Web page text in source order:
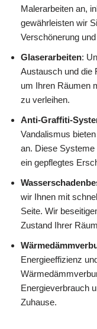
Malerarbeiten an,
gewährleisten wir
Verschönerung
Glaserarbeiten:
Austausch und die
um Ihren Räumen
zu verleihen.
Anti-Graffiti-
Vandalismus
an. Diese Systeme
ein gepflegtes
wir Ihnen mit
Seite. Wir
Zustand Ihrer
Energieeffizienz
Energieverbrauch
Zuhause.